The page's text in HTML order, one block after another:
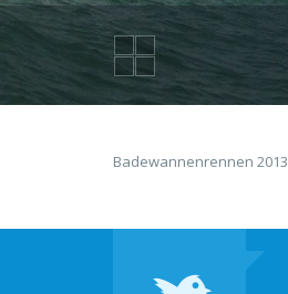
Badewannenrennen 2013